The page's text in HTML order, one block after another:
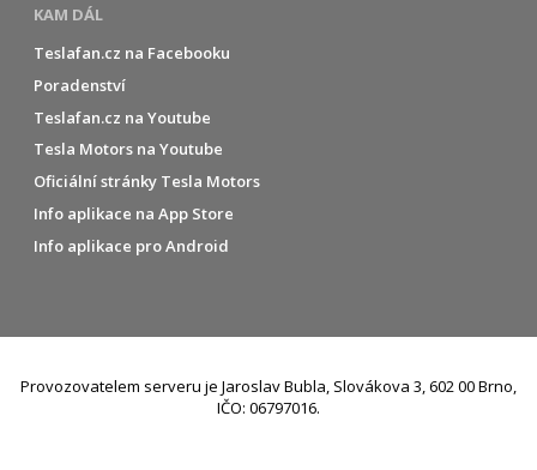
KAM DÁL
Teslafan.cz na Facebooku
Poradenství
Teslafan.cz na Youtube
Tesla Motors na Youtube
Oficiální stránky Tesla Motors
Info aplikace na App Store
Info aplikace pro Android
Provozovatelem serveru je Jaroslav Bubla, Slovákova 3, 602 00 Brno,
IČO: 06797016.